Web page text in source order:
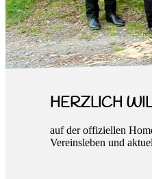
HERZLICH
auf der offiziellen
Vereinsleben und